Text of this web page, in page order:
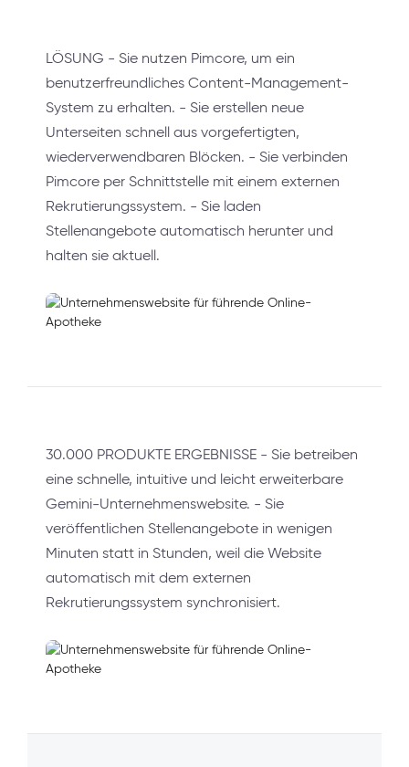
LÖSUNG - Sie nutzen Pimcore, um ein
benutzerfreundliches Content-Management-
System zu erhalten. - Sie erstellen neue
Unterseiten schnell aus vorgefertigten,
wiederverwendbaren Blöcken. - Sie verbinden
Pimcore per Schnittstelle mit einem externen
Rekrutierungssystem. - Sie laden
Stellenangebote automatisch herunter und
halten sie aktuell.
30.000 PRODUKTE ERGEBNISSE - Sie betreiben
eine schnelle, intuitive und leicht erweiterbare
Gemini-Unternehmenswebsite. - Sie
veröffentlichen Stellenangebote in wenigen
Minuten statt in Stunden, weil die Website
automatisch mit dem externen
Rekrutierungssystem synchronisiert.